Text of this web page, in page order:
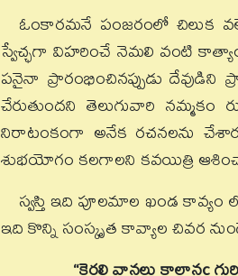
ఓంకారమనే పంజరంలో చిలుక
స్వేచ్ఛగా విహరించే నెమలి వంటి
పనైనా ప్రారంభించినప్పుడు
చేరుతుందని తెలుగువారి నమ్మకం
నిరాటంకంగా అనేక రచనలను
శుభయోగం కలగాలని కవయిత్రి
స్వస్తి ఇది పూలమాల ఖండ
ఇది కొన్ని సంస్కృత కావ్యాల చివర నుండే
“కెరలి వానలు కాలానc